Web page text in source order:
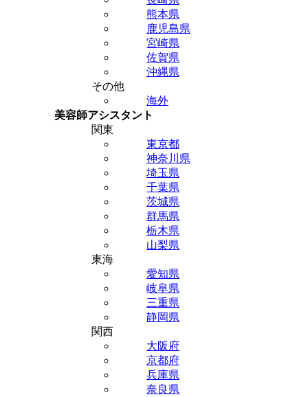
熊本県
鹿児島県
宮崎県
佐賀県
沖縄県
その他
海外
美容師アシスタント
関東
東京都
神奈川県
埼玉県
千葉県
茨城県
群馬県
栃木県
山梨県
東海
愛知県
岐阜県
三重県
静岡県
関西
大阪府
京都府
兵庫県
奈良県